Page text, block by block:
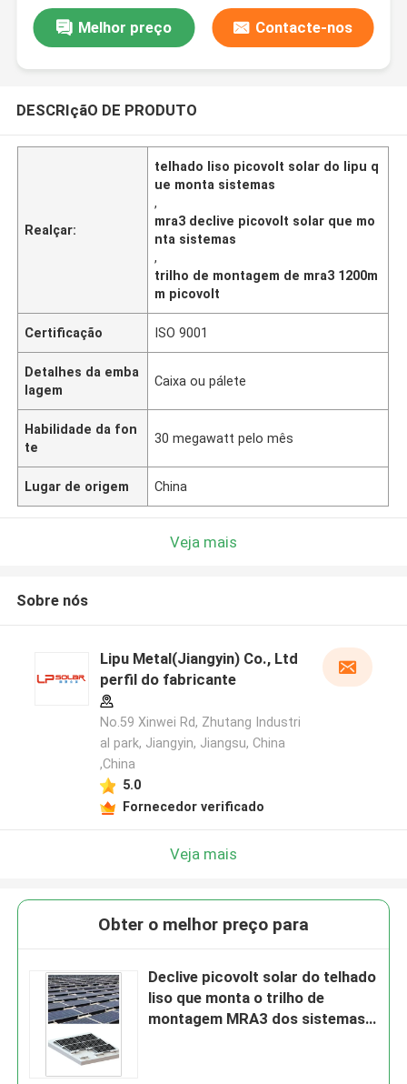
Melhor preço Contacte-nos
DESCRIçãO DE PRODUTO
Realçar:
telhado liso picovolt solar do lipu q
ue monta sistemas
,
mra3 declive picovolt solar que mo
nta sistemas
,
trilho de montagem de mra3 1200m
m picovolt
Certificação ISO 9001
Detalhes da emba
lagem
Caixa ou pálete
Habilidade da fon
te
30 megawatt pelo mês
Lugar de origem China
Veja mais
Sobre nós
Lipu Metal(Jiangyin) Co., Ltd
perfil do fabricante
No.59 Xinwei Rd, Zhutang Industri
al park, Jiangyin, Jiangsu, China
,China
5.0
Fornecedor verificado
Veja mais
Obter o melhor preço para
Declive picovolt solar do telhado
liso que monta o trilho de
montagem MRA3 dos sistemas